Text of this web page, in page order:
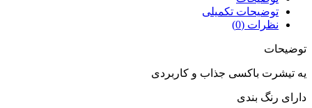
توضیحات تکمیلی
نظرات (0)
توضیحات
یه تیشرت باکسی جذاب و کاربردی
دارای رنگ بندی